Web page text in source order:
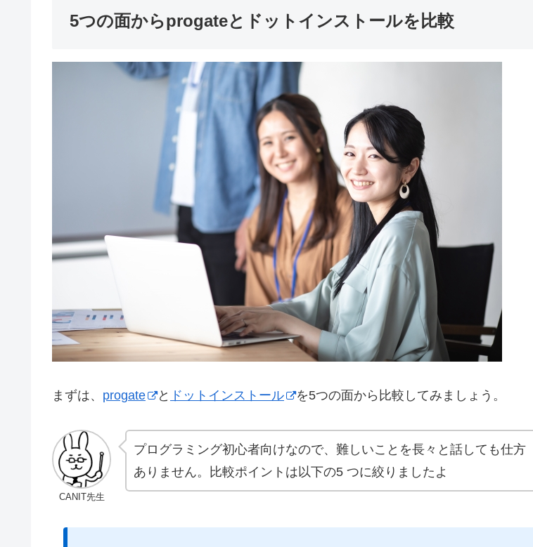
5つの面からprogateとドットインストールを比較
まずは、 progate と ドットインストール を5つの面から比較してみましょう。
CANIT先生
プログラミング初心者向けなので、難しいことを長々と話しても仕方
ありません。比較ポイントは以下の5 つに絞りましたよ